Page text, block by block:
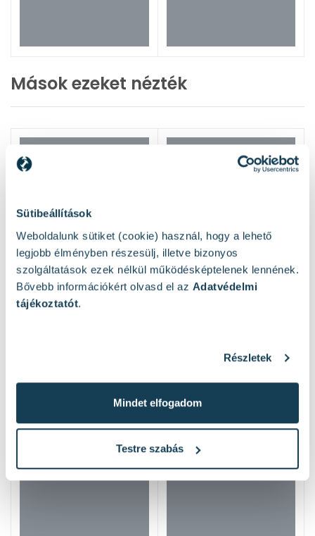
Sütibeállítások
Weboldalunk sütiket (cookie) használ, hogy a lehető
legjobb élményben részesülj, illetve bizonyos
szolgáltatások ezek nélkül működésképtelenek lennének.
Bővebb információkért olvasd el az Adatvédelmi
tájékoztatót.
Részletek
Mindet elfogadom
Testre szabás
Mások ezeket nézték
Hasonló termékek